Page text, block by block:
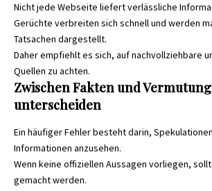
Nicht jede Webseite liefert verlässliche
Gerüchte verbreiten sich schnell und werden
Tatsachen dargestellt.
Daher empfiehlt es sich, auf nachvollziehbare
Quellen zu achten.
Zwischen Fakten und
unterscheiden
Ein häufiger Fehler besteht darin,
Informationen anzusehen.
Wenn keine offiziellen Aussagen vorliegen,
gemacht werden.